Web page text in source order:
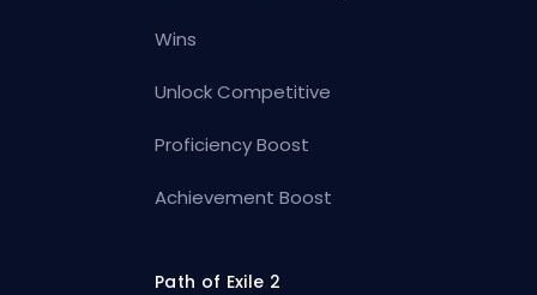
Wins
Unlock Competitive
Proficiency Boost
Achievement Boost
Path of Exile 2